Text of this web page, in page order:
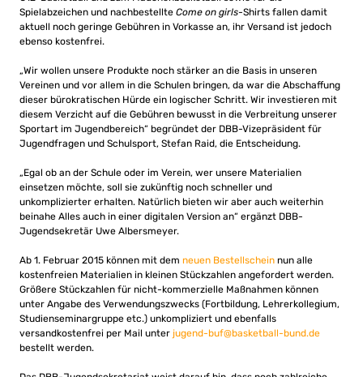
Spielabzeichen und nachbestellte Come on girls-Shirts fallen damit
aktuell noch geringe Gebühren in Vorkasse an, ihr Versand ist jedoch
ebenso kostenfrei.
„Wir wollen unsere Produkte noch stärker an die Basis in unseren
Vereinen und vor allem in die Schulen bringen, da war die Abschaffung
dieser bürokratischen Hürde ein logischer Schritt. Wir investieren mit
diesem Verzicht auf die Gebühren bewusst in die Verbreitung unserer
Sportart im Jugendbereich“ begründet der DBB-Vizepräsident für
Jugendfragen und Schulsport, Stefan Raid, die Entscheidung.
„Egal ob an der Schule oder im Verein, wer unsere Materialien
einsetzen möchte, soll sie zukünftig noch schneller und
unkomplizierter erhalten. Natürlich bieten wir aber auch weiterhin
beinahe Alles auch in einer digitalen Version an“ ergänzt DBB-
Jugendsekretär Uwe Albersmeyer.
Ab 1. Februar 2015 können mit dem neuen Bestellschein nun alle
kostenfreien Materialien in kleinen Stückzahlen angefordert werden.
Größere Stückzahlen für nicht-kommerzielle Maßnahmen können
unter Angabe des Verwendungszwecks (Fortbildung, Lehrerkollegium,
Studienseminargruppe etc.) unkompliziert und ebenfalls
versandkostenfrei per Mail unter jugend-buf@basketball-bund.de
bestellt werden.